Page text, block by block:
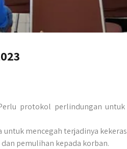
protokol perlindungan
mencegah terjadinya
pemulihan kepada korban.